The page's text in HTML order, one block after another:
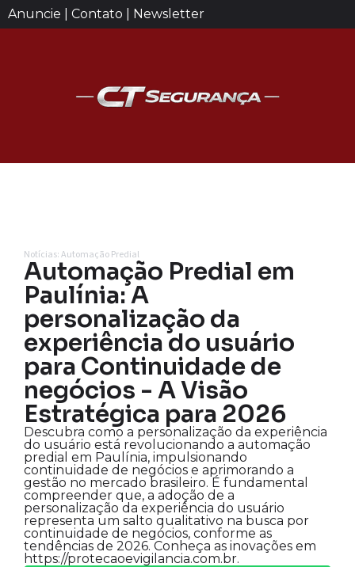
Anuncie | Contato | Newsletter
Notícias: Automação Predial
Automação Predial em
Paulínia: A
personalização da
experiência do usuário
para Continuidade de
negócios - A Visão
Estratégica para 2026
Descubra como a personalização da experiência
do usuário está revolucionando a automação
predial em Paulínia, impulsionando
continuidade de negócios e aprimorando a
gestão no mercado brasileiro. É fundamental
compreender que, a adoção de a
personalização da experiência do usuário
representa um salto qualitativo na busca por
continuidade de negócios, conforme as
tendências de 2026. Conheça as inovações em
https://protecaoevigilancia.com.br.